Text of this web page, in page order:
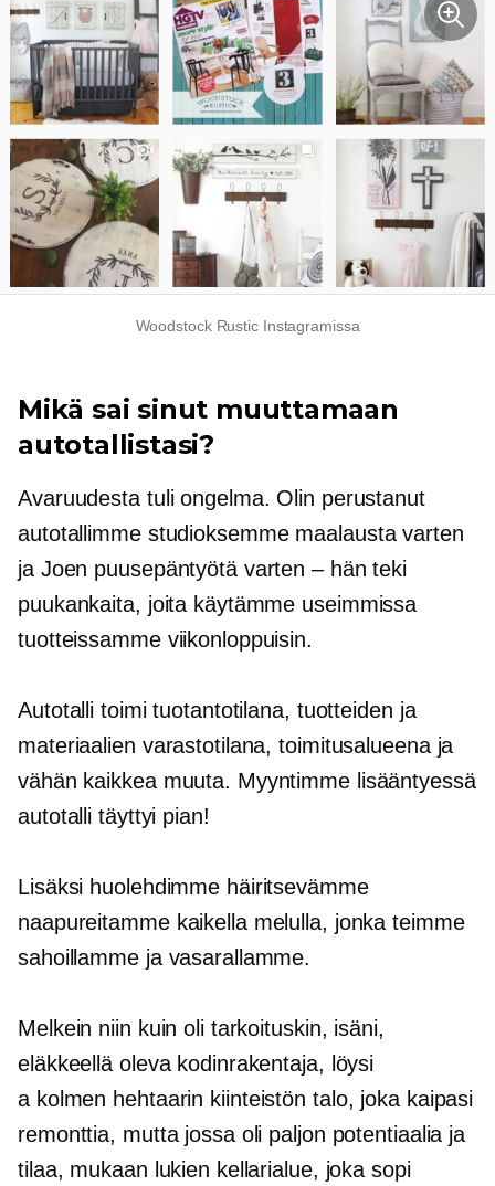
Woodstock Rustic Instagramissa
Mikä sai sinut muuttamaan
autotallistasi?
Avaruudesta tuli ongelma. Olin perustanut
autotallimme studioksemme maalausta varten
ja Joen puusepäntyötä varten – hän teki
puukankaita, joita käytämme useimmissa
tuotteissamme viikonloppuisin.
Autotalli toimi tuotantotilana, tuotteiden ja
materiaalien varastotilana, toimitusalueena ja
vähän kaikkea muuta. Myyntimme lisääntyessä
autotalli täyttyi pian!
Lisäksi huolehdimme häiritsevämme
naapureitamme kaikella melulla, jonka teimme
sahoillamme ja vasarallamme.
Melkein niin kuin oli tarkoituskin, isäni,
eläkkeellä oleva kodinrakentaja, löysi
a kolmen hehtaarin kiinteistön talo, joka kaipasi
remonttia, mutta jossa oli paljon potentiaalia ja
tilaa, mukaan lukien kellarialue, joka sopi